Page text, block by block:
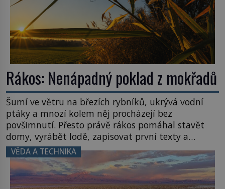
Rákos: Nenápadný poklad z mokřadů
Šumí ve větru na březích rybníků, ukrývá vodní
ptáky a mnozí kolem něj procházejí bez
povšimnutí. Přesto právě rákos pomáhal stavět
domy, vyrábět lodě, zapisovat první texty a
inspiroval řadu pověstí. Tato skromná, ale
užitečná rostlina provází člověka už tisíce let.
Většina lidí vnímá rákos jen jako obyčejnou kulisu
letního koupání. Stačí se však podívat […]
VĚDA A TECHNIKA